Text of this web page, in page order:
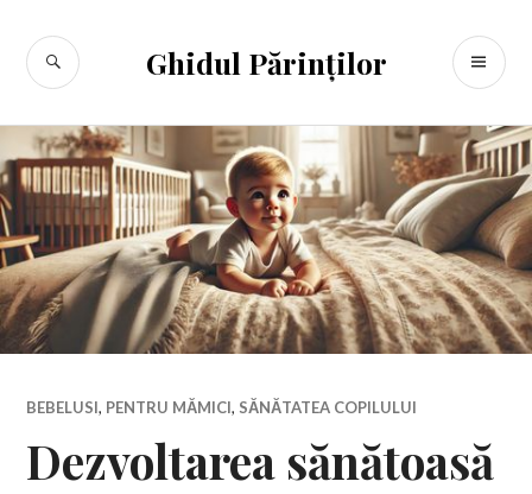
conținut
Ghidul Părinților
CĂUTARE
BEBELUSI, PENTRU MĂMICI, SĂNĂTATEA COPILULUI
Dezvoltarea sănătoasă